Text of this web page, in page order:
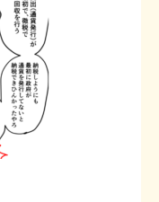
室
ル分室
ガ／旧・財研出版